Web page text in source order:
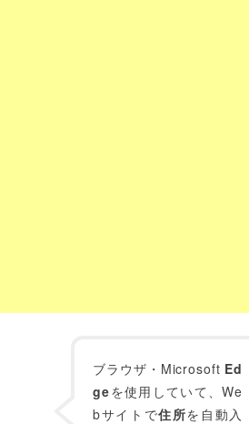
ブラウザ・Microsoft Ed
geを使用していて、We
bサイトで住所を自動入